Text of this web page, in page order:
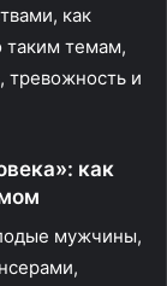
как
таким темам,
тревожность и
как
мужчины,